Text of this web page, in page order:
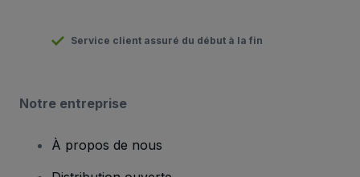
Service client assuré du début à la fin
Notre entreprise
À propos de nous